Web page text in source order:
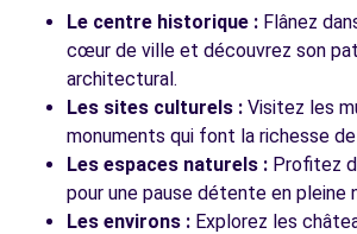
Le centre historique : Flânez
cœur de ville et découvrez son
architectural.
Les sites culturels : Visitez les
monuments qui font la richesse de
Les espaces naturels : Profitez
pour une pause détente en pleine
Les environs : Explorez les